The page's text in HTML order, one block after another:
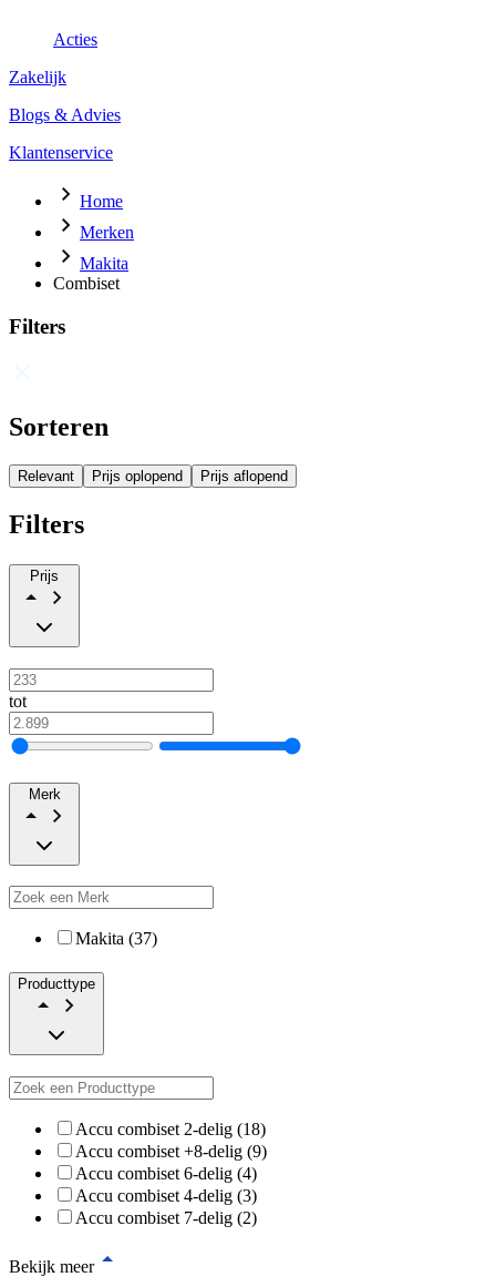
Acties
Zakelijk
Blogs & Advies
Klantenservice
Home
Merken
Makita
Combiset
Filters
Sorteren
Relevant Prijs oplopend Prijs aflopend
Filters
Prijs
tot
Merk
Makita (37)
Producttype
Accu combiset 2-delig (18)
Accu combiset +8-delig (9)
Accu combiset 6-delig (4)
Accu combiset 4-delig (3)
Accu combiset 7-delig (2)
Bekijk meer